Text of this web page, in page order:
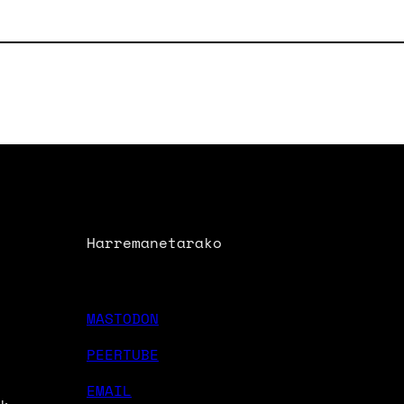
Harremanetarako
MASTODON
PEERTUBE
EMAIL